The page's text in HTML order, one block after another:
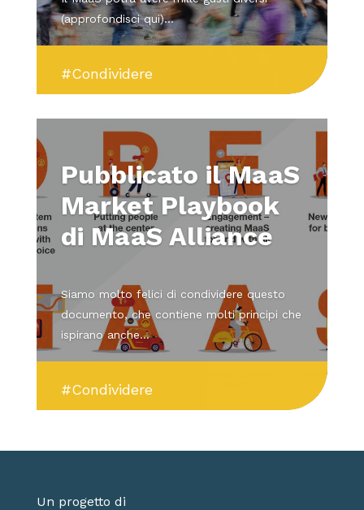
#Condividere
(approfondisci qui)...
Pubblicato il MaaS
Market Playbook
di MaaS Alliance
#Condividere
Siamo molto felici di condividere questo
documento, che contiene molti principi che
ispirano anche...
Un progetto di